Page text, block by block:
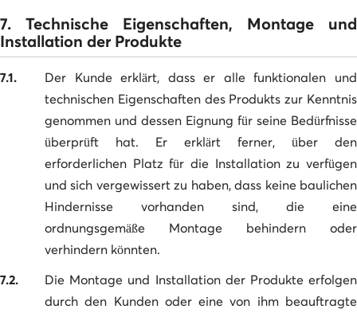
7. Technische Eigenschaften, Montage und
Installation der Produkte
7.1.
Der Kunde erklärt, dass er alle funktionalen und
technischen Eigenschaften des Produkts zur Kenntnis
genommen und dessen Eignung für seine Bedürfnisse
überprüft hat. Er erklärt ferner, über den
erforderlichen Platz für die Installation zu verfügen
und sich vergewissert zu haben, dass keine baulichen
Hindernisse vorhanden sind, die eine
ordnungsgemäße Montage behindern oder
verhindern könnten.
7.2.
Die Montage und Installation der Produkte erfolgen
durch den Kunden oder eine von ihm beauftragte